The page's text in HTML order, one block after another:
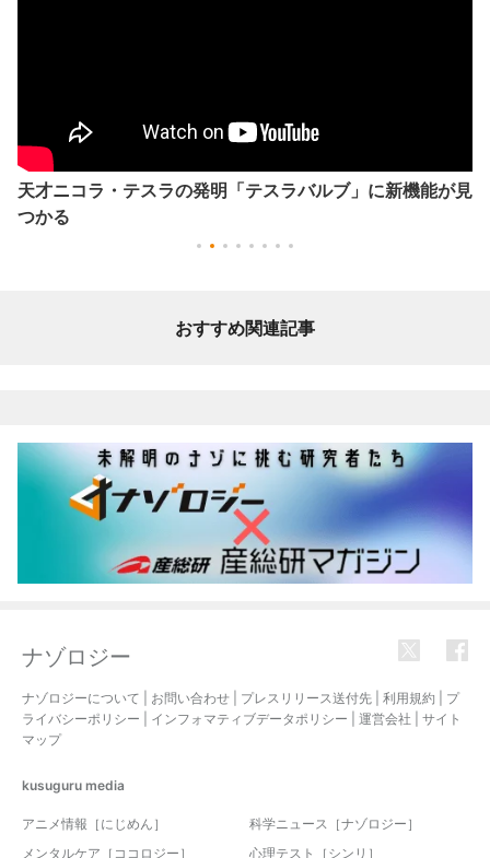
天才ニコラ・テスラの発明「テスラバルブ」に新機能が見
つかる
おすすめ関連記事
ナゾロジー
ナゾロジーについて お問い合わせ プレスリリース送付先 利用規約
プ
ライバシーポリシー
インフォマティブデータポリシー 運営会社
サイト
マップ
kusuguru media
アニメ情報［にじめん］
科学ニュース［ナゾロジー］
メンタルケア［ココロジー］
心理テスト［シンリ］